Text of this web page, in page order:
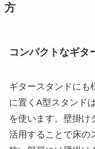
方
コンパクトなギタ
ギタースタンドにも
に置くA型スタンド
を使います。壁掛け
活用することで床の